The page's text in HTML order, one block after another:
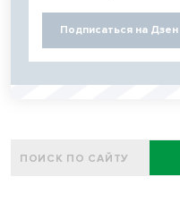
Подписаться на Дзен